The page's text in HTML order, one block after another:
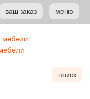
ваш заказ меню
поиск